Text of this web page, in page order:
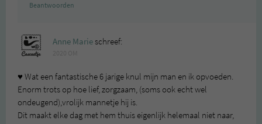
Beantwoorden
Anne Marieschreef:
♥️ Wat een fantastische 6 jarige knul mijn man en ik opvoeden.
Enorm trots op hoe lief, zorgzaam, (soms ook echt wel
ondeugend),vrolijk mannetje hij is.
Dit maakt elke dag met hem thuis eigenlijk helemaal niet naar,